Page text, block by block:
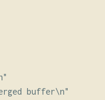
buffer\n"